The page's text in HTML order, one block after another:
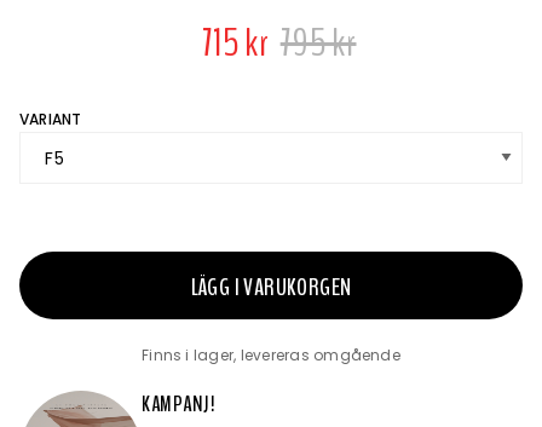
715 kr 795 kr
VARIANT
LÄGG I VARUKORGEN
Finns i lager, levereras omgående
KAMPANJ!